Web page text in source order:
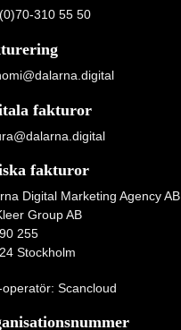
310 55 50
fakturor
fakturor
Digital Marketing Agency AB
Group AB
255
Stockholm
operatör: Scancloud